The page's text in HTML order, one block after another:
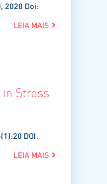
2020 Doi:
LEIA MAIS
Stress
DOI:
LEIA MAIS